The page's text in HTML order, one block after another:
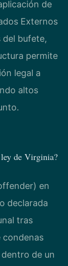
de
Externos
del bufete,
permite
legal a
altos
de Virginia?
en
declarada
tras
condenas
de un